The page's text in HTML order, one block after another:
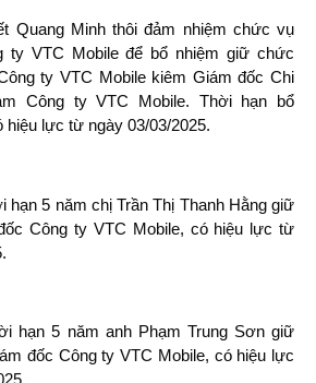
Quang Minh thôi đảm nhiệm chức vụ
ty VTC Mobile để bổ nhiệm giữ chức
ty VTC Mobile kiêm Giám đốc Chi
Công ty VTC Mobile. Thời hạn bổ
hiệu lực từ ngày 03/03/2025.
hạn 5 năm chị Trần Thị Thanh Hằng giữ
Công ty VTC Mobile, có hiệu lực từ
hạn 5 năm anh Phạm Trung Sơn giữ
đốc Công ty VTC Mobile, có hiệu lực